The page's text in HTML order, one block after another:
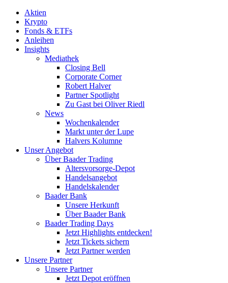
Aktien
Krypto
Fonds & ETFs
Anleihen
Insights
Mediathek
Closing Bell
Corporate Corner
Robert Halver
Partner Spotlight
Zu Gast bei Oliver Riedl
News
Wochenkalender
Markt unter der Lupe
Halvers Kolumne
Unser Angebot
Über Baader Trading
Altersvorsorge-Depot
Handelsangebot
Handelskalender
Baader Bank
Unsere Herkunft
Über Baader Bank
Baader Trading Days
Jetzt Highlights entdecken!
Jetzt Tickets sichern
Jetzt Partner werden
Unsere Partner
Unsere Partner
Jetzt Depot eröffnen